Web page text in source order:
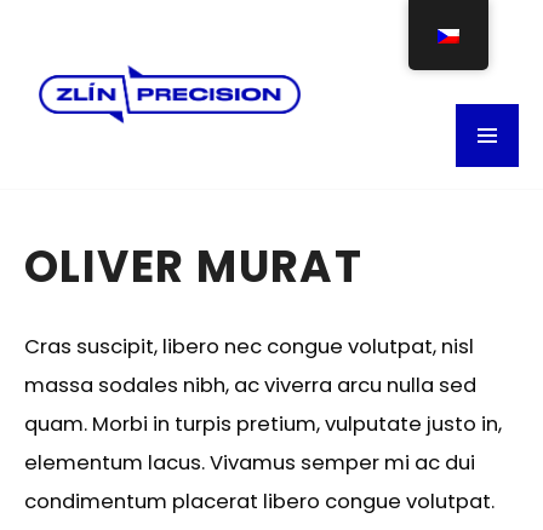
OLIVER MURAT
Cras suscipit, libero nec congue volutpat, nisl
massa sodales nibh, ac viverra arcu nulla sed
quam. Morbi in turpis pretium, vulputate justo in,
elementum lacus. Vivamus semper mi ac dui
condimentum placerat libero congue volutpat.